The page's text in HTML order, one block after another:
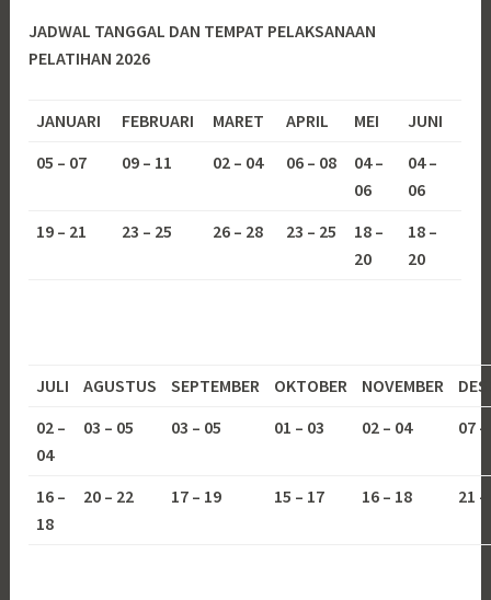
JADWAL TANGGAL DAN TEMPAT PELAKSANAAN
PELATIHAN 2026
JANUARI FEBRUARI MARET APRIL MEI
JUNI
05 – 07
09 – 11 02 – 04 06 – 08
04 –
06
04 –
06
19 – 21
23 – 25 26 – 28 23 – 25
18 –
20
18 –
20
JULI AGUSTUS SEPTEMBER OKTOBER NOVEMBER
02 –
04
03 – 05 03 – 05 01 – 03 02 – 04 07
16 –
18
20 – 22 17 – 19 15 – 17 16 – 18 21